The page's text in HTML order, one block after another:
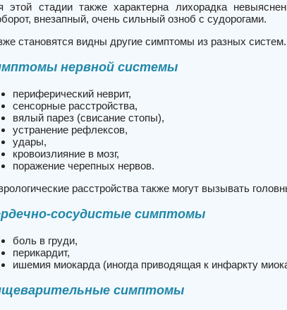
этой стадии также характерна лихорадка
внезапный, очень сильный озноб с судорогами.
становятся видны другие симптомы из разных систем.
нервной системы
периферический неврит,
сенсорные расстройства,
вялый парез (свисание стопы),
устранение рефлексов,
удары,
кровоизлияние в мозг,
поражение черепных нервов.
расстройства также могут вызывать
сосудистые симптомы
боль в груди,
перикардит,
ишемия миокарда (иногда приводящая к инфаркту
симптомы